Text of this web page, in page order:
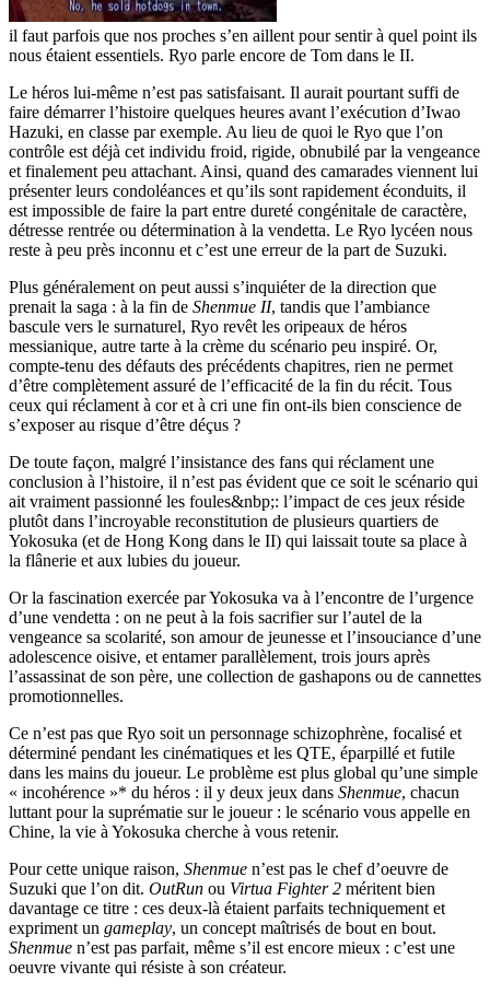
il faut parfois que nos proches s’en aillent pour sentir à quel point ils
nous étaient essentiels. Ryo parle encore de Tom dans le II.
Le héros lui-même n’est pas satisfaisant. Il aurait pourtant suffi de
faire démarrer l’histoire quelques heures avant l’exécution d’Iwao
Hazuki, en classe par exemple. Au lieu de quoi le Ryo que l’on
contrôle est déjà cet individu froid, rigide, obnubilé par la vengeance
et finalement peu attachant. Ainsi, quand des camarades viennent lui
présenter leurs condoléances et qu’ils sont rapidement éconduits, il
est impossible de faire la part entre dureté congénitale de caractère,
détresse rentrée ou détermination à la vendetta. Le Ryo lycéen nous
reste à peu près inconnu et c’est une erreur de la part de Suzuki.
Plus généralement on peut aussi s’inquiéter de la direction que
prenait la saga : à la fin de Shenmue II, tandis que l’ambiance
bascule vers le surnaturel, Ryo revêt les oripeaux de héros
messianique, autre tarte à la crème du scénario peu inspiré. Or,
compte-tenu des défauts des précédents chapitres, rien ne permet
d’être complètement assuré de l’efficacité de la fin du récit. Tous
ceux qui réclament à cor et à cri une fin ont-ils bien conscience de
s’exposer au risque d’être déçus ?
De toute façon, malgré l’insistance des fans qui réclament une
conclusion à l’histoire, il n’est pas évident que ce soit le scénario qui
ait vraiment passionné les foules&nbp;: l’impact de ces jeux réside
plutôt dans l’incroyable reconstitution de plusieurs quartiers de
Yokosuka (et de Hong Kong dans le II) qui laissait toute sa place à
la flânerie et aux lubies du joueur.
Or la fascination exercée par Yokosuka va à l’encontre de l’urgence
d’une vendetta : on ne peut à la fois sacrifier sur l’autel de la
vengeance sa scolarité, son amour de jeunesse et l’insouciance d’une
adolescence oisive, et entamer parallèlement, trois jours après
l’assassinat de son père, une collection de gashapons ou de cannettes
promotionnelles.
Ce n’est pas que Ryo soit un personnage schizophrène, focalisé et
déterminé pendant les cinématiques et les QTE, éparpillé et futile
dans les mains du joueur. Le problème est plus global qu’une simple
« incohérence »* du héros : il y deux jeux dans Shenmue, chacun
luttant pour la suprématie sur le joueur : le scénario vous appelle en
Chine, la vie à Yokosuka cherche à vous retenir.
Pour cette unique raison, Shenmue n’est pas le chef d’oeuvre de
Suzuki que l’on dit. OutRun ou Virtua Fighter 2 méritent bien
davantage ce titre : ces deux-là étaient parfaits techniquement et
expriment un gameplay, un concept maîtrisés de bout en bout.
Shenmue n’est pas parfait, même s’il est encore mieux : c’est une
oeuvre vivante qui résiste à son créateur.